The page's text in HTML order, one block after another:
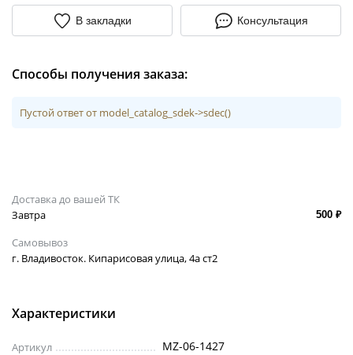
В закладки Консультация
Способы получения заказа:
Пустой ответ от model_catalog_sdek->sdec()
Доставка до вашей ТК
Завтра
500 ₽
Самовывоз
г. Владивосток. Кипарисовая улица, 4а ст2
Характеристики
Артикул MZ-06-1427